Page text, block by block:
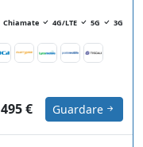
Chiamate 4G/LTE 5G 3G
495 € Guardare